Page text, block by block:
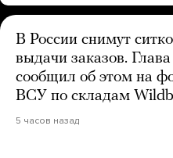
В России снимут
выдачи заказов.
сообщил об этом на
ВСУ по складам
5 часов назад